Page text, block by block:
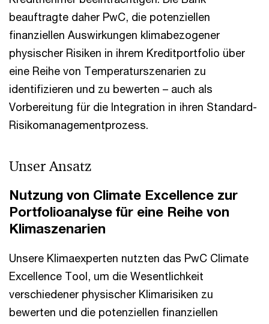
beauftragte daher PwC, die potenziellen
finanziellen Auswirkungen klimabezogener
physischer Risiken in ihrem Kreditportfolio über
eine Reihe von Temperaturszenarien zu
identifizieren und zu bewerten – auch als
Vorbereitung für die Integration in ihren Standard-
Risikomanagementprozess.
Unser Ansatz
Nutzung von Climate Excellence zur
Portfolioanalyse für eine Reihe von
Klimaszenarien
Unsere Klimaexperten nutzten das PwC Climate
Excellence Tool, um die Wesentlichkeit
verschiedener physischer Klimarisiken zu
bewerten und die potenziellen finanziellen